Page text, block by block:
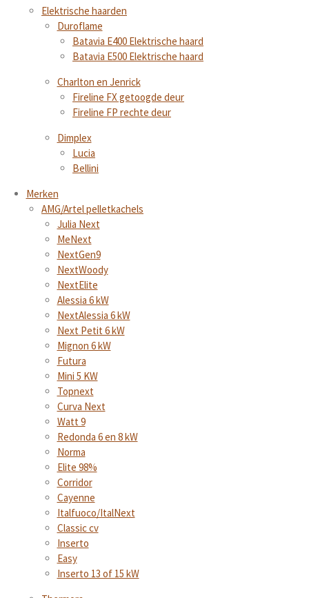
Elektrische haarden
Duroflame
Batavia E400 Elektrische haard
Batavia E500 Elektrische haard
Charlton en Jenrick
Fireline FX getoogde deur
Fireline FP rechte deur
Dimplex
Lucia
Bellini
Merken
AMG/Artel pelletkachels
Julia Next
MeNext
NextGen9
NextWoody
NextElite
Alessia 6 kW
NextAlessia 6 kW
Next Petit 6 kW
Mignon 6 kW
Futura
Mini 5 KW
Topnext
Curva Next
Watt 9
Redonda 6 en 8 kW
Norma
Elite 98%
Corridor
Cayenne
Italfuoco/ItalNext
Classic cv
Inserto
Easy
Inserto 13 of 15 kW